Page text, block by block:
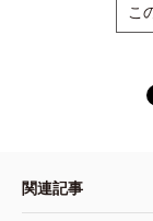
こ
関連記事